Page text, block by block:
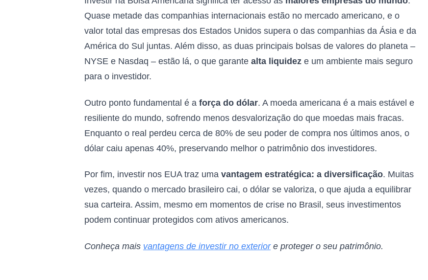
Quase metade das companhias internacionais estão no mercado americano, e o
valor total das empresas dos Estados Unidos supera o das companhias da Ásia e da
América do Sul juntas. Além disso, as duas principais bolsas de valores do planeta –
NYSE e Nasdaq – estão lá, o que garante alta liquidez e um ambiente mais seguro
para o investidor.
Outro ponto fundamental é a força do dólar. A moeda americana é a mais estável e
resiliente do mundo, sofrendo menos desvalorização do que moedas mais fracas.
Enquanto o real perdeu cerca de 80% de seu poder de compra nos últimos anos, o
dólar caiu apenas 40%, preservando melhor o patrimônio dos investidores.
Por fim, investir nos EUA traz uma vantagem estratégica: a diversificação. Muitas
vezes, quando o mercado brasileiro cai, o dólar se valoriza, o que ajuda a equilibrar
sua carteira. Assim, mesmo em momentos de crise no Brasil, seus investimentos
podem continuar protegidos com ativos americanos.
Conheça mais vantagens de investir no exteriore proteger o seu patrimônio.